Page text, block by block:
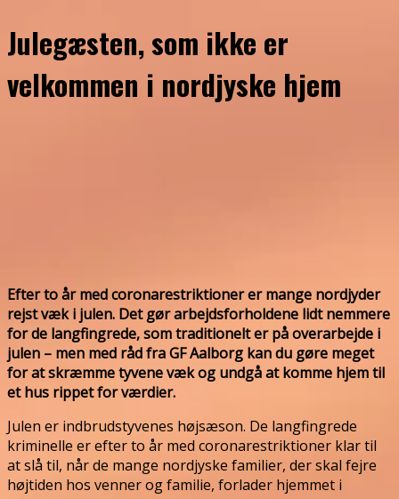
Julegæsten, som ikke er
velkommen i nordjyske hjem
Efter to år med coronarestriktioner er mange nordjyder
rejst væk i julen. Det gør arbejdsforholdene lidt nemmere
for de langfingrede, som traditionelt er på overarbejde i
julen – men med råd fra GF Aalborg kan du gøre meget
for at skræmme tyvene væk og undgå at komme hjem til
et hus rippet for værdier.
Julen er indbrudstyvenes højsæson. De langfingrede
kriminelle er efter to år med coronarestriktioner klar til
at slå til, når de mange nordjyske familier, der skal fejre
højtiden hos venner og familie, forlader hjemmet i